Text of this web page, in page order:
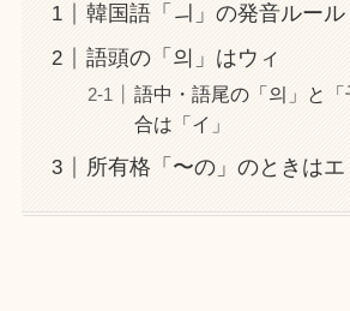
韓国語「ㅢ」の発音ルール
語頭の「의」はウィ
語中・語尾の「의」と
合は「イ」
所有格「〜の」のときはエ